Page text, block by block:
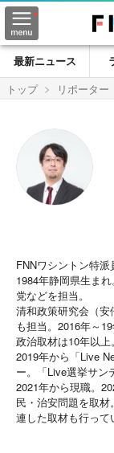
最新ニュース
トップ
リポーター
FNNワシントン特派
1984年静岡県生ま
党などを担当。
清和政策研究会（
も担当。2016年～
政治取材は10年以上
2019年から「Live
ー。「Live選挙サン
2021年から現職。
民・治安問題を取
連した取材も行って